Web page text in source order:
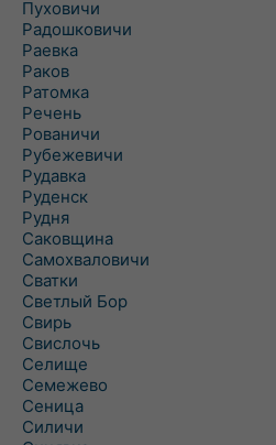
Пуховичи
Радошковичи
Раевка
Раков
Ратомка
Речень
Рованичи
Рубежевичи
Рудавка
Руденск
Рудня
Саковщина
Самохваловичи
Сватки
Светлый Бор
Свирь
Свислочь
Селище
Семежево
Сеница
Силичи